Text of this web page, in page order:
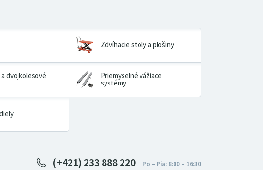
Zdvíhacie stoly a plošiny
dvojkolesové Priemyselné vážiace
systémy
(+421) 233 888 220